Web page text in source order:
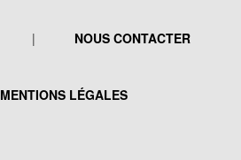
NOUS CONTACTER
MENTIONS LÉGALES